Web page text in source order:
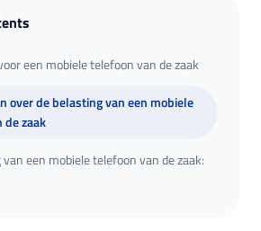
een mobiele telefoon van de zaak
over de belasting van een mobiele
zaak
een mobiele telefoon van de zaak: